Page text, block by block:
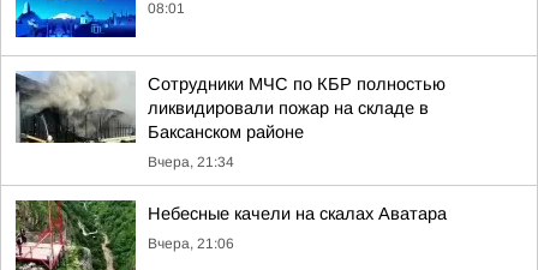
08:01
Сотрудники МЧС по КБР полностью
ликвидировали пожар на складе в
Баксанском районе
Вчера, 21:34
Небесные качели на скалах Аватара
Вчера, 21:06